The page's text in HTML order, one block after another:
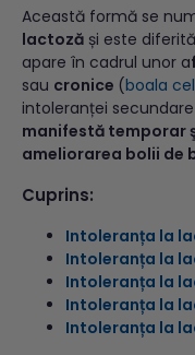
Această formă se
lactoză și este
apare în cadrul unor a
sau cronice (boala
intoleranței
manifestă temporar
ameliorarea bolii de
Cuprins:
Intoleranța la
Intoleranța la
Intoleranța la
Intoleranța la
Intoleranța la